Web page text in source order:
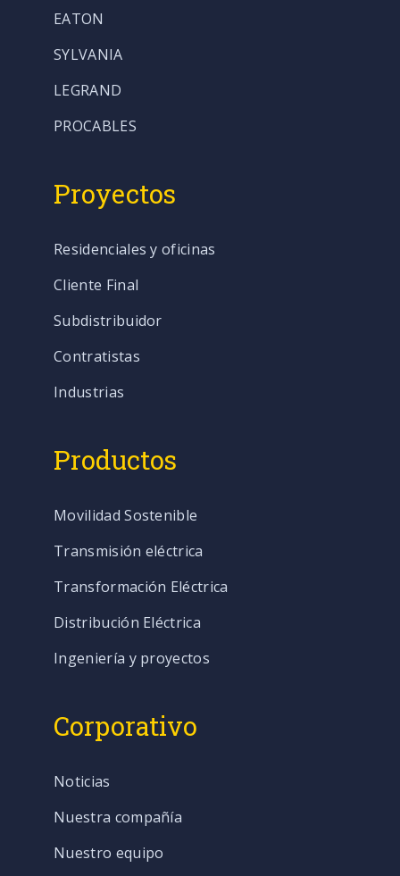
EATON
SYLVANIA
LEGRAND
PROCABLES
Proyectos
Residenciales y oficinas
Cliente Final
Subdistribuidor
Contratistas
Industrias
Productos
Movilidad Sostenible
Transmisión eléctrica
Transformación Eléctrica
Distribución Eléctrica
Ingeniería y proyectos
Corporativo
Noticias
Nuestra compañía
Nuestro equipo